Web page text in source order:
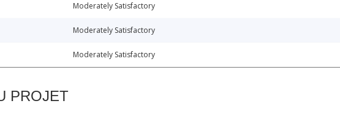
Moderately Satisfactory
Moderately Satisfactory
Moderately Satisfactory
PROJET